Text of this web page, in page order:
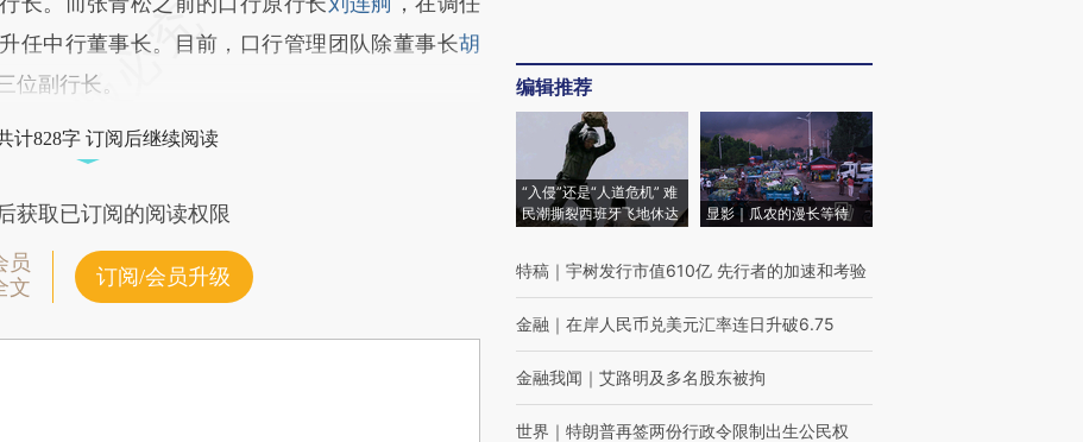
任中行董事长。目前，口行管理团队除董事长胡
位副行长。
计828字 订阅后继续阅读
获取已订阅的阅读权限
员
文
订阅/会员升级
编辑推荐
“入侵”还是“人道危机” 难
民潮撕裂西班牙飞地休达
显影｜瓜农的漫长等待
特稿 ｜ 宇树发行市值610亿 先行者的加速和考验
金融 ｜ 在岸人民币兑美元汇率连日升破6.75
金融我闻 ｜ 艾路明及多名股东被拘
世界 ｜ 特朗普再签两份行政令限制出生公民权